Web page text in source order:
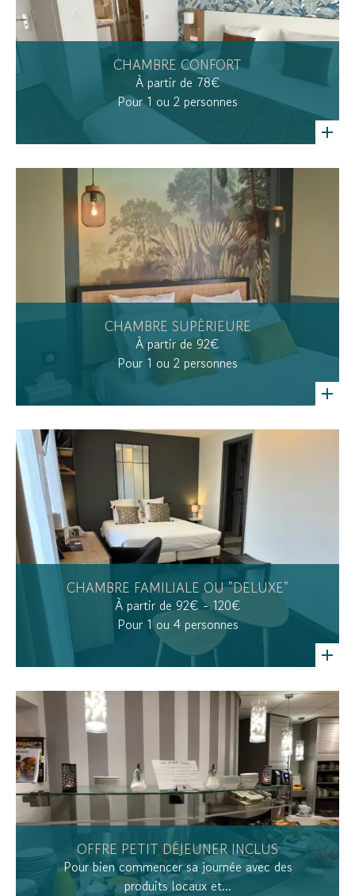
CHAMBRE CONFORT
À partir de 78€
Pour 1 ou 2 personnes
CHAMBRE SUPÉRIEURE
À partir de 92€
Pour 1 ou 2 personnes
CHAMBRE FAMILIALE OU "DELUXE"
À partir de 92€ - 120€
Pour 1 ou 4 personnes
OFFRE PETIT DÉJEUNER INCLUS
Pour bien commencer sa journée avec des
produits locaux et...